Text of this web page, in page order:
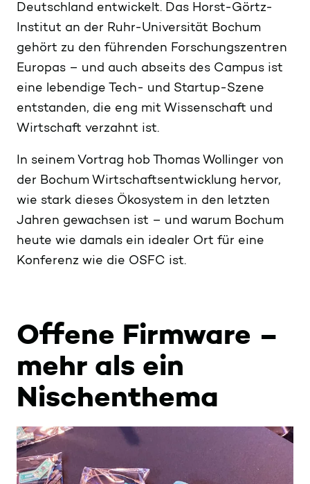
Deutschland entwickelt. Das Horst-Görtz-
Institut an der Ruhr-Universität Bochum
gehört zu den führenden Forschungszentren
Europas – und auch abseits des Campus ist
eine lebendige Tech- und Startup-Szene
entstanden, die eng mit Wissenschaft und
Wirtschaft verzahnt ist.
In seinem Vortrag hob Thomas Wollinger von
der Bochum Wirtschaftsentwicklung hervor,
wie stark dieses Ökosystem in den letzten
Jahren gewachsen ist – und warum Bochum
heute wie damals ein idealer Ort für eine
Konferenz wie die OSFC ist.
Offene Firmware –
mehr als ein
Nischenthema